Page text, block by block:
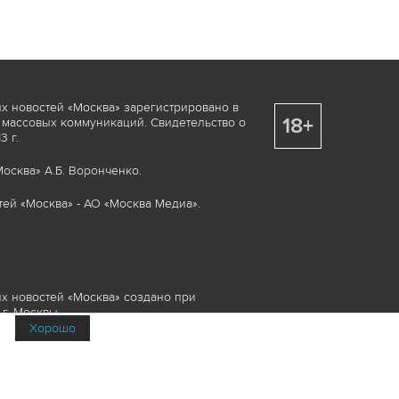
«Москва» зарегистрировано в
коммуникаций. Свидетельство о
г.
А.Б. Воронченко.
«Москва» - АО «Москва Медиа».
новостей «Москва» создано при
Москвы.
элементы, включая, но, не
18+
Хорошо